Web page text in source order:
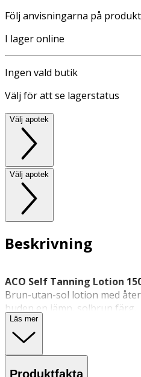
Följ anvisningarna på
I lager online
Ingen vald butik
Välj för att se lagerstatus
Välj apotek
Välj apotek
Beskrivning
ACO Self Tanning Lotion
Brun-utan-sol lotion med
huden en jämn, solbrun färg.
ACO Selftanning Lotion är
brun-utan-sol kräm som ger
naturlig lyster efter endast 4
att applicera och går snabbt
Läs mer
Produktfakta